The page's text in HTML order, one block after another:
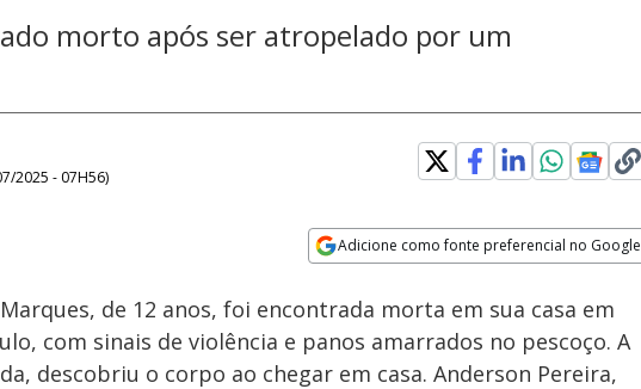
morto após ser atropelado por um
2025 - 07H56)
Adicione como fonte preferencial no Google
Velocidade
de 12 anos, foi encontrada morta em sua casa em
com sinais de violência e panos amarrados no pescoço. A
descobriu o corpo ao chegar em casa. Anderson Pereira,